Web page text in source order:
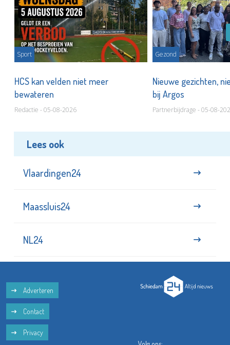
Sport
HCS kan velden niet meer
bewateren
Redactie - 05-08-2026
Gezond
Nieuwe gezichten,
bij Argos
Partnerbijdrage - 05-08-
Lees ook
Vlaardingen24
Maassluis24
NL24
Adverteren
Contact
Privacy